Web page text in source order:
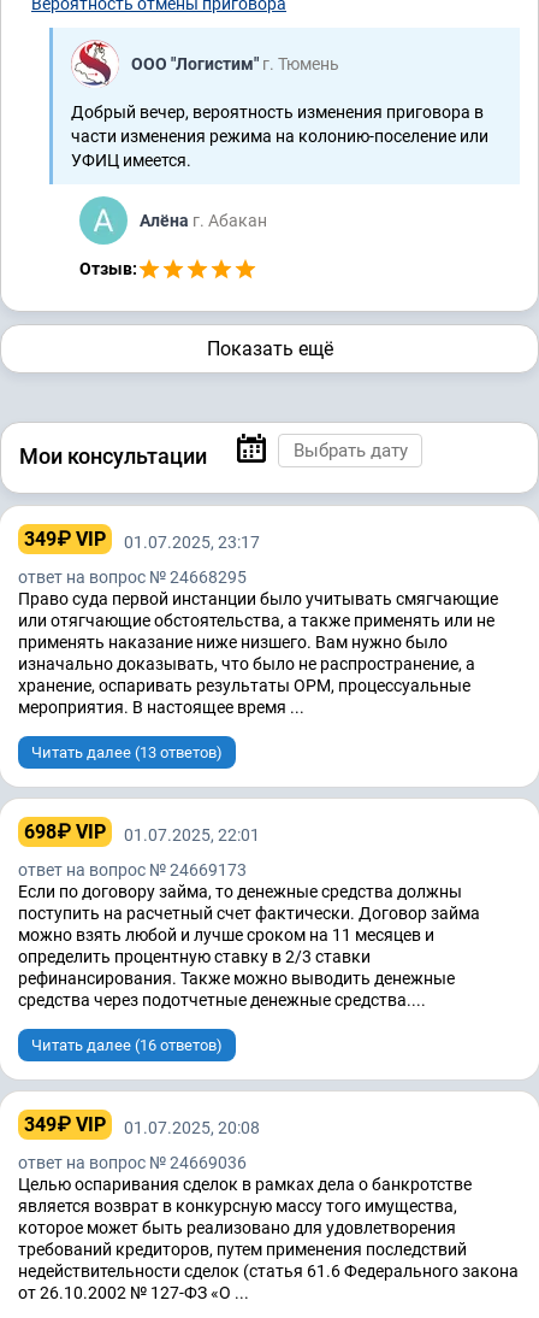
ООО "Логистим" г. Тюмень
Добрый вечер, вероятность изменения приговора в
части изменения режима на колонию-поселение или
УФИЦ имеется.
Алёна г. Абакан
Отзыв:
Показать ещё
Мои консультации
349₽ VIP
01.07.2025, 23:17
ответ на вопрос № 24668295
Право суда первой инстанции было учитывать смягчающие
или отягчающие обстоятельства, а также применять или не
применять наказание ниже низшего. Вам нужно было
изначально доказывать, что было не распространение, а
хранение, оспаривать результаты ОРМ, процессуальные
мероприятия. В настоящее время ...
Читать далее (13 ответов)
698₽ VIP
01.07.2025, 22:01
ответ на вопрос № 24669173
Если по договору займа, то денежные средства должны
поступить на расчетный счет фактически. Договор займа
можно взять любой и лучше сроком на 11 месяцев и
определить процентную ставку в 2/3 ставки
рефинансирования. Также можно выводить денежные
средства через подотчетные денежные средства....
Читать далее (16 ответов)
349₽ VIP
01.07.2025, 20:08
ответ на вопрос № 24669036
Целью оспаривания сделок в рамках дела о банкротстве
является возврат в конкурсную массу того имущества,
которое может быть реализовано для удовлетворения
требований кредиторов, путем применения последствий
недействительности сделок (статья 61.6 Федерального закона
от 26.10.2002 № 127-ФЗ «О ...